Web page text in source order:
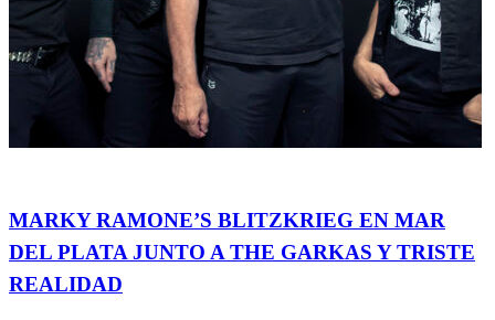
MARKY RAMONE’S BLITZKRIEG EN MAR
DEL PLATA JUNTO A THE GARKAS Y TRISTE
REALIDAD